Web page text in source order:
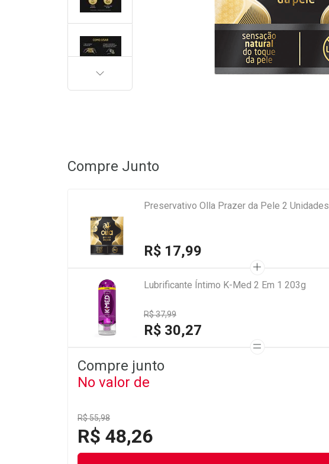
PRÓXIMA
Compre Junto
Preservativo Olla Prazer da Pele 2 Unidades
R$ 17,99
Lubrificante Íntimo K-Med 2 Em 1 203g
R$ 37,99
R$ 30,27
Compre junto
No valor de
R$ 55,98
R$ 48,26